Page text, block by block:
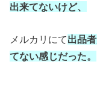
出来てないけど、
メルカリにて出品
てない感じだった。